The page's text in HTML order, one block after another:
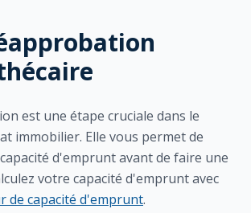
est une étape cruciale dans le
immobilier. Elle vous permet de
d'emprunt avant de faire une
votre capacité d'emprunt avec
de capacité d'emprunt.